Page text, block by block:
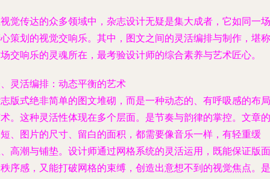
觉传达的众多领域中，杂志设计无疑是集大成者，它如同一场
策划的视觉交响乐。其中，图文之间的灵活编排与制作，堪称
交响乐的灵魂所在，最考验设计师的综合素养与艺术匠心。
灵活编排：动态平衡的艺术
版式绝非简单的图文堆砌，而是一种动态的、有呼吸感的布局
。这种灵活性体现在多个层面。是节奏与韵律的掌控。文章的
、图片的尺寸、留白的面积，都需要像音乐一样，有轻重缓
高潮与铺垫。设计师通过网格系统的灵活运用，既能保证版面
序感，又能打破网格的束缚，创造出意想不到的视觉焦点。是